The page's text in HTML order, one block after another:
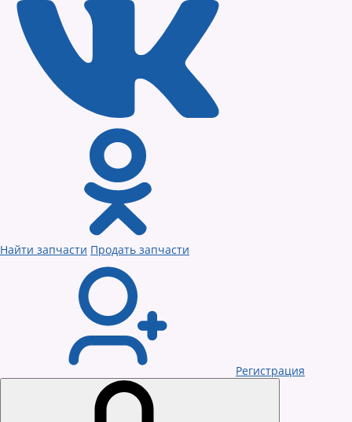
Найти запчасти Продать запчасти
Регистрация